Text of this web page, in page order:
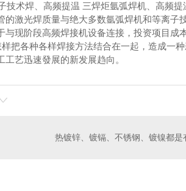
术焊、高频提温 三焊炬氩弧焊机、高频提
激光焊质量与绝大多数氩弧焊机和等离子
现阶段高频焊接机设备连接，投资项目成
各种各样焊接方法结合在一起，造成一
艺迅速發展的新发展趋向。